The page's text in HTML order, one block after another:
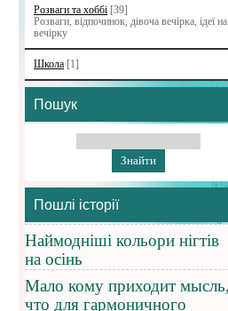
Розваги та хоббі [39]
Розваги, відпочинок, дівоча вечірка, ідеї на
вечірку
Школа [1]
Пошук
Пошлі історії